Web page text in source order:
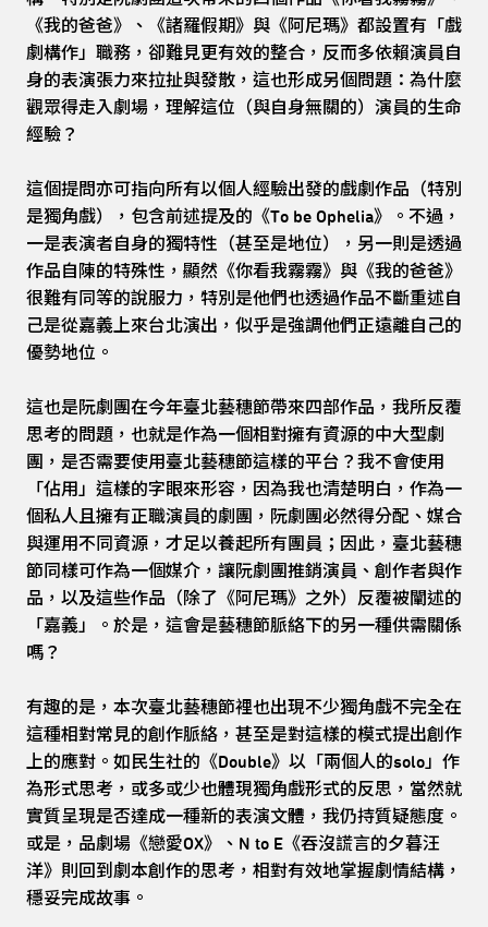
《我的爸爸》、《諸羅假期》與《阿尼瑪》都設置有「戲
劇構作」職務，卻難見更有效的整合，反而多依賴演員自
身的表演張力來拉扯與發散，這也形成另個問題：為什麼
觀眾得走入劇場，理解這位（與自身無關的）演員的生命
經驗？
這個提問亦可指向所有以個人經驗出發的戲劇作品（特別
是獨角戲），包含前述提及的《To be Ophelia》。不過，
一是表演者自身的獨特性（甚至是地位），另一則是透過
作品自陳的特殊性，顯然《你看我霧霧》與《我的爸爸》
很難有同等的說服力，特別是他們也透過作品不斷重述自
己是從嘉義上來台北演出，似乎是強調他們正遠離自己的
優勢地位。
這也是阮劇團在今年臺北藝穗節帶來四部作品，我所反覆
思考的問題，也就是作為一個相對擁有資源的中大型劇
團，是否需要使用臺北藝穗節這樣的平台？我不會使用
「佔用」這樣的字眼來形容，因為我也清楚明白，作為一
個私人且擁有正職演員的劇團，阮劇團必然得分配、媒合
與運用不同資源，才足以養起所有團員；因此，臺北藝穗
節同樣可作為一個媒介，讓阮劇團推銷演員、創作者與作
品，以及這些作品（除了《阿尼瑪》之外）反覆被闡述的
「嘉義」。於是，這會是藝穗節脈絡下的另一種供需關係
嗎？
有趣的是，本次臺北藝穗節裡也出現不少獨角戲不完全在
這種相對常見的創作脈絡，甚至是對這樣的模式提出創作
上的應對。如民生社的《Double》以「兩個人的solo」作
為形式思考，或多或少也體現獨角戲形式的反思，當然就
實質呈現是否達成一種新的表演文體，我仍持質疑態度。
或是，品劇場《戀愛OX》、N to E《吞沒謊言的夕暮汪
洋》則回到劇本創作的思考，相對有效地掌握劇情結構，
穩妥完成故事。